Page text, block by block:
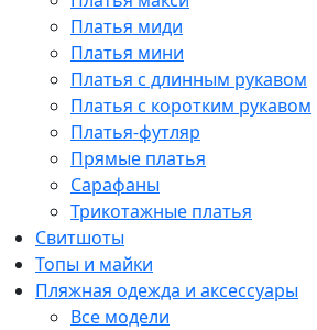
Платья миди
Платья мини
Платья с длинным рукавом
Платья с коротким рукавом
Платья-футляр
Прямые платья
Сарафаны
Трикотажные платья
Свитшоты
Топы и майки
Пляжная одежда и аксессуары
Все модели